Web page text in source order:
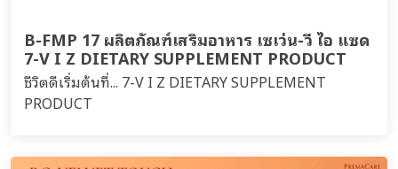
B-FMP 17 ผลิตภัณฑ์เสริมอาหาร เซเว่น-วี ไอ แซด
7-V I Z DIETARY SUPPLEMENT PRODUCT
ชีวิตดีเริ่มต้นที่... 7-V I Z DIETARY SUPPLEMENT
PRODUCT